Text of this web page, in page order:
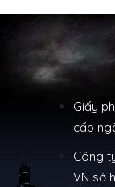
Giấy
cấp
Công
VN sở